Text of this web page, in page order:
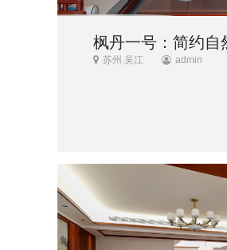
枫丹一号：简约自
苏州.吴江 admin